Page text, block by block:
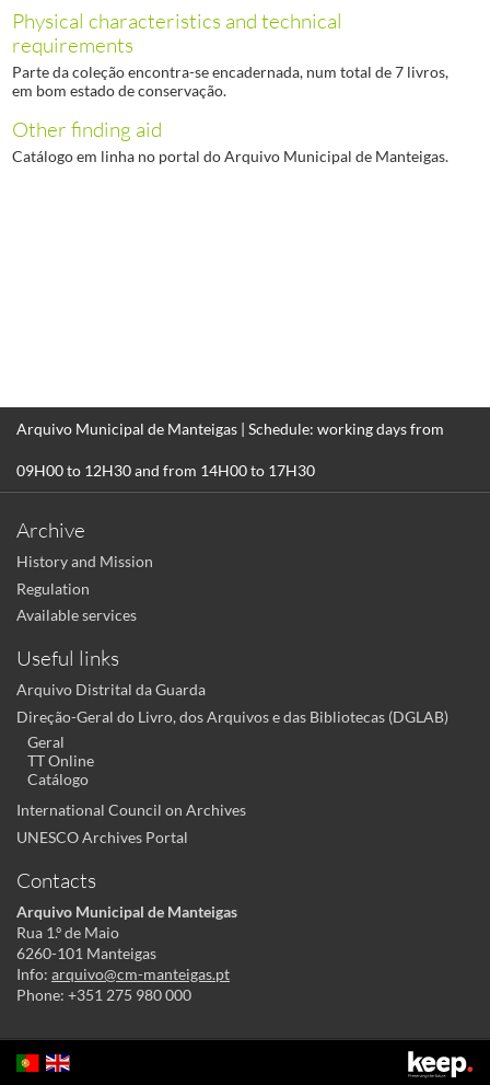
Physical characteristics and technical
requirements
Parte da coleção encontra-se encadernada, num total de 7 livros,
em bom estado de conservação.
Other finding aid
Catálogo em linha no portal do Arquivo Municipal de Manteigas.
Arquivo Municipal de Manteigas | Schedule: working days from
09H00 to 12H30 and from 14H00 to 17H30
Archive
History and Mission
Regulation
Available services
Useful links
Arquivo Distrital da Guarda
Direção-Geral do Livro, dos Arquivos e das Bibliotecas (DGLAB)
Geral
TT Online
Catálogo
International Council on Archives
UNESCO Archives Portal
Contacts
Arquivo Municipal de Manteigas
Rua 1.º de Maio
6260-101 Manteigas
Info: arquivo@cm-manteigas.pt
Phone: +351 275 980 000